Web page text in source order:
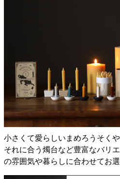
小さくて愛らしいまめろうそく
それに合う燭台など豊富なバリ
の雰囲気や暮らしに合わせてお選